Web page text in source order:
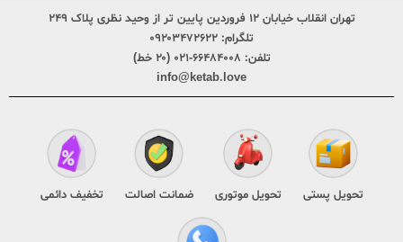
تهران انقلاب خیابان ۱۲ فروردین پایین تر از وحید نظری پلاک ۲۴۹
تلگرام: ۰۹۲۰۳۴۷۲۶۲۲
تلفن: ۶۶۴۸۴۰۰۸-۰۲۱ (۲۰ خط)
info@ketab.love
تحویل پستی تحویل موتوری ضمانت اصالت تخفیف دائمی